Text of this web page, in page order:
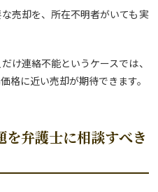
売却を、所在不明者がいても実
け連絡不能というケースでは、
格に近い売却が期待できます。
弁護士に相談すべき